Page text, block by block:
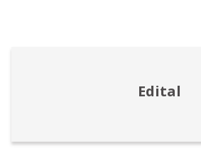
Edital